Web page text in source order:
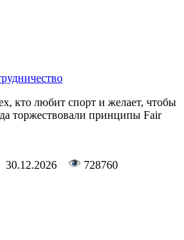
кто любит спорт и желает, чтобы
торжествовали принципы Fair
30.12.2026 728760